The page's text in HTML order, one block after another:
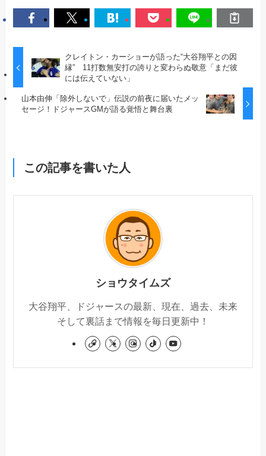
クレイトン・カーショーが語った“大谷翔平との因
縁” 11打数無安打の誇りと変わらぬ敬意「まだ彼
には伝えていない」
山本由伸「除外しないで」伝説の前夜に届いたメッ
セージ！ドジャースGMが語る覚悟と舞台裏
この記事を書いた人
ショウタイムズ
大谷翔平、ドジャースの最新、現在、過去、未来
そして裏話まで情報を毎日更新中！